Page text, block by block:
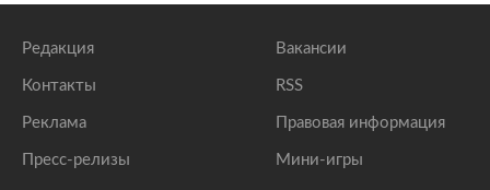
Редакция
Контакты
Реклама
Пресс-релизы
Вакансии
RSS
Правовая информация
Мини-игры